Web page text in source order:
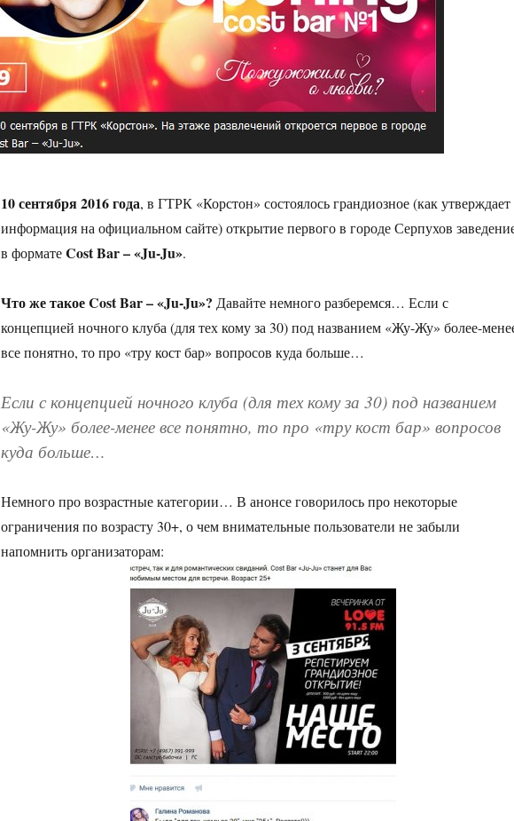
10 сентября 2016 года, в ГТРК «Корстон» состоялось грандиозное (как утверждает
информация на официальном сайте) открытие первого в городе Серпухов
в форматеCost Bar – «Ju-Ju».
Что же такое Cost Bar – «Ju-Ju»? Давайте немного разберемся… Если с
концепцией ночного клуба (для тех кому за 30) под названием «Жу-Жу» более-
все понятно, то про «тру кост бар» вопросов куда больше…
Если с концепцией ночного клуба (для тех кому за 30) под названием
«Жу-Жу» более-менее все понятно, то про «тру кост бар» вопросов
куда больше…
Немного про возрастные категории… В анонсе говорилось про некоторые
ограничения по возрасту 30+, о чем внимательные пользователи не забыли
напомнить организаторам: